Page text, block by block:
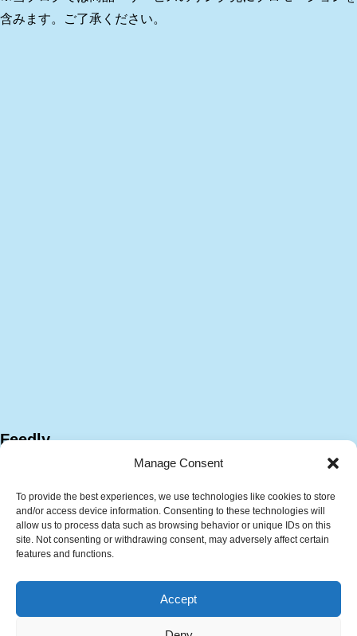
Manage Consent
To provide the best experiences, we use technologies like cookies to store
and/or access device information. Consenting to these technologies will
allow us to process data such as browsing behavior or unique IDs on this
site. Not consenting or withdrawing consent, may adversely affect certain
features and functions.
Accept
含みます。ご了承ください。
Feedly
技術・キャリア相談サービス